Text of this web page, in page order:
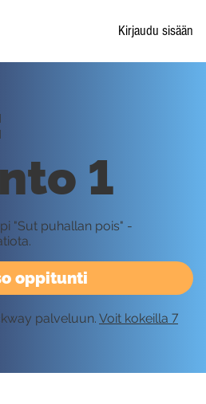
Kirjaudu sisään
oppitunti
1
"Sut puhallan pois" -
palveluun. Voit kokeilla 7